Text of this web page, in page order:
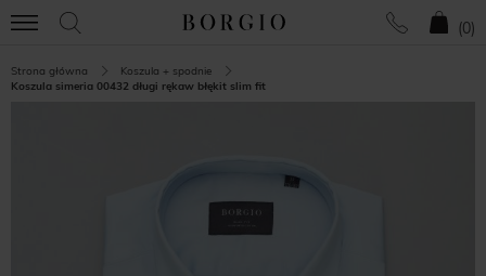
(0)
Strona główna
Koszula + spodnie
Koszula simeria 00432 długi rękaw błękit slim fit